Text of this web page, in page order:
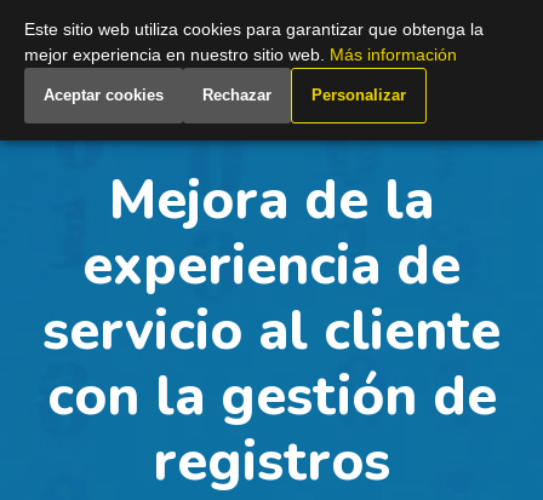
Spain
Mejora de la
experiencia de
servicio al cliente
con la gestión de
registros
Este sitio web utiliza cookies para garantizar que obtenga la
mejor experiencia en nuestro sitio web. Más información
Aceptar cookies Rechazar Personalizar